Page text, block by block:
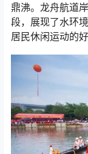
鼎沸。龙舟航道
段，展现了水环
居民休闲运动的好